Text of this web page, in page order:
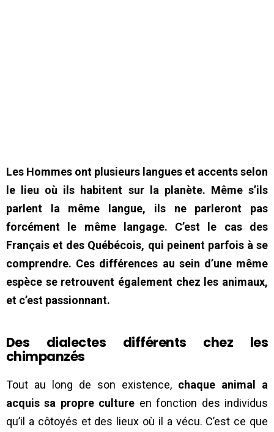
Les Hommes ont plusieurs langues et accents selon
le lieu où ils habitent sur la planète. Même s’ils
parlent la même langue, ils ne parleront pas
forcément le même langage. C’est le cas des
Français et des Québécois, qui peinent parfois à se
comprendre. Ces différences au sein d’une même
espèce se retrouvent également chez les animaux,
et c’est passionnant.
Des dialectes différents chez les
chimpanzés
Tout au long de son existence, chaque animal a
acquis sa propre culture en fonction des individus
qu’il a côtoyés et des lieux où il a vécu. C’est ce que